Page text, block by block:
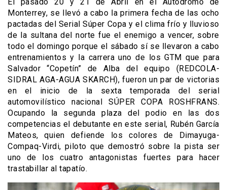
El pasado 20 y 21 de Abril en el Autódromo de
Monterrey, se llevó a cabo la primera fecha de las ocho
pactadas del Serial Súper Copa y el clima frío y lluvioso
de la sultana del norte fue el enemigo a vencer, sobre
todo el domingo porque el sábado sí se llevaron a cabo
entrenamientos y la carrera uno de los GTM que para
Salvador “Copetín” de Alba del equipo (REDCOLA-
SIDRAL AGA-AGUA SKARCH), fueron un par de victorias
en el inicio de la sexta temporada del serial
automovilístico nacional SÚPER COPA ROSHFRANS.
Ocupando la segunda plaza del podio en las dos
competencias el debutante en este serial, Rubén García
Mateos, quien defiende los colores de Dimayuga-
Compaq-Virdi, piloto que demostró sobre la pista ser
uno de los cuatro antagonistas fuertes para hacer
trastabillar al tapatío.